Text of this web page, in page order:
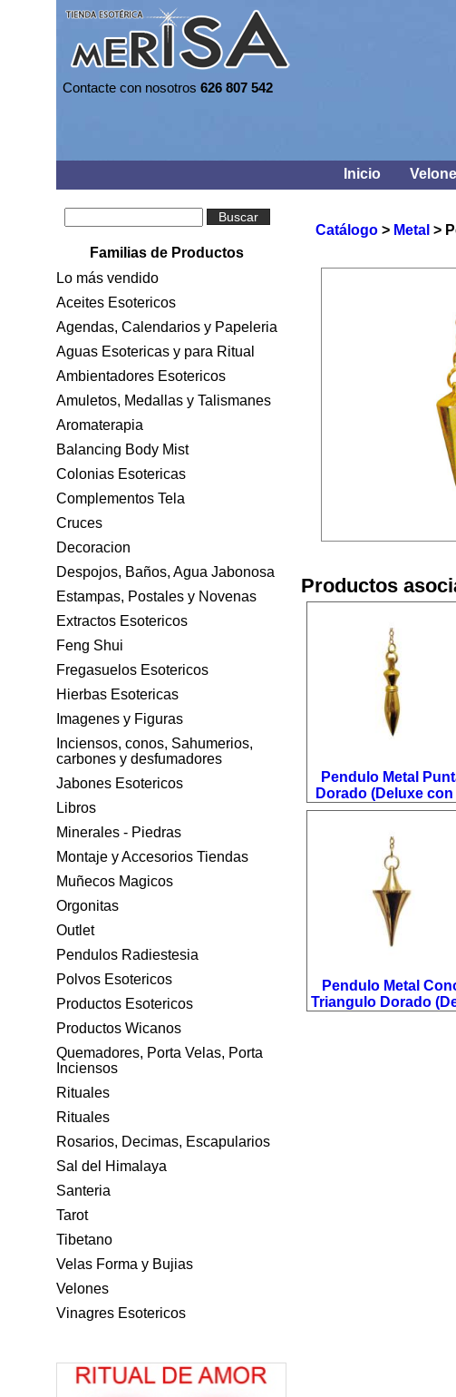
Contacte con nosotros 626 807 542
Inicio
Buscar
Familias de Productos
Lo más vendido
Aceites Esotericos
Agendas, Calendarios y Papeleria
Aguas Esotericas y para Ritual
Ambientadores Esotericos
Amuletos, Medallas y Talismanes
Aromaterapia
Balancing Body Mist
Colonias Esotericas
Complementos Tela
Cruces
Decoracion
Despojos, Baños, Agua Jabonosa
Estampas, Postales y Novenas
Extractos Esotericos
Feng Shui
Fregasuelos Esotericos
Hierbas Esotericas
Imagenes y Figuras
Inciensos, conos, Sahumerios,
carbones y desfumadores
Jabones Esotericos
Libros
Minerales - Piedras
Montaje y Accesorios Tiendas
Muñecos Magicos
Orgonitas
Outlet
Pendulos Radiestesia
Polvos Esotericos
Productos Esotericos
Productos Wicanos
Quemadores, Porta Velas, Porta
Inciensos
Rituales
Rituales
Rosarios, Decimas, Escapularios
Sal del Himalaya
Santeria
Tarot
Tibetano
Velas Forma y Bujias
Velones
Vinagres Esotericos
Catálogo > Metal >
Productos
Pendulo Metal
Dorado (Deluxe con
Pendulo Metal
Triangulo Dorado